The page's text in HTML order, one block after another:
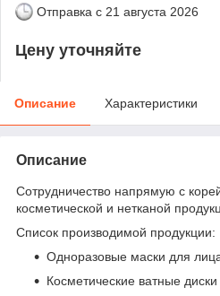
Отправка с 21 августа 2026
Цену уточняйте
Описание Характеристики
Описание
Сотрудничество напрямую с
косметической и нетканой
Список производимой продукции:
Одноразовые маски для
Косметические ватные диски